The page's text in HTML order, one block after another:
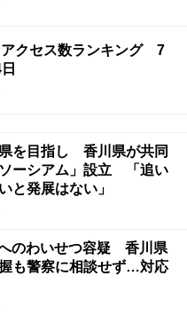
アクセス数ランキング 7
を目指し 香川県が共同
ーシアム」設立 「追い
と発展はない」
のわいせつ容疑 香川県
も警察に相談せず…対応